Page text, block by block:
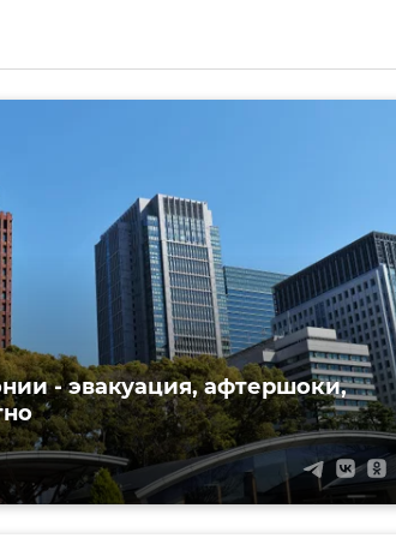
- эвакуация, афтершоки,